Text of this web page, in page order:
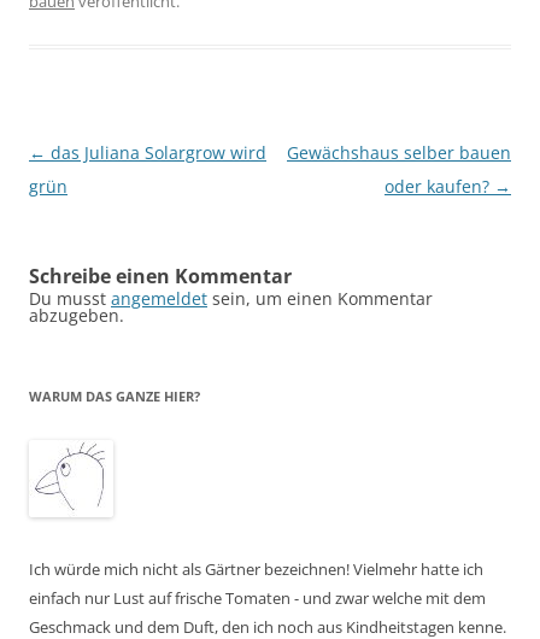
Beitragsnavigation
← das Juliana Solargrow wird
grün
Gewächshaus selber bauen
oder kaufen? →
Schreibe einen Kommentar
Du musst angemeldet sein, um einen Kommentar
abzugeben.
WARUM DAS GANZE HIER?
Ich würde mich nicht als Gärtner bezeichnen! Vielmehr hatte ich
einfach nur Lust auf frische Tomaten - und zwar welche mit dem
Geschmack und dem Duft, den ich noch aus Kindheitstagen kenne.